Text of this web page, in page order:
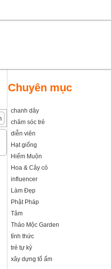
Chuyên mục
chanh dây
chăm sóc trẻ
diễn viên
Hạt giống
Hiếm Muộn
Hoa & Cây cỏ
influencer
Làm Đẹp
Phật Pháp
Tâm
Thảo Mộc Garden
tỉnh thức
trẻ tự kỷ
xây dựng tổ ấm